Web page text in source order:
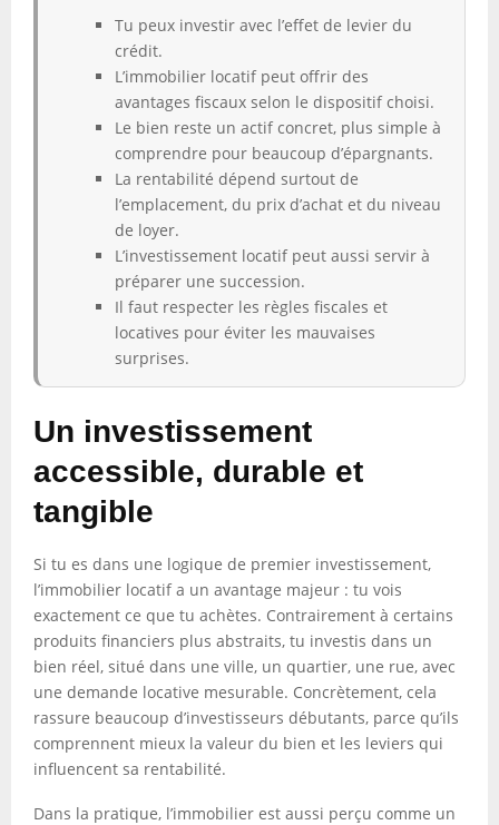
Tu peux investir avec l’effet de levier du
crédit.
L’immobilier locatif peut offrir des
avantages fiscaux selon le dispositif choisi.
Le bien reste un actif concret, plus simple à
comprendre pour beaucoup d’épargnants.
La rentabilité dépend surtout de
l’emplacement, du prix d’achat et du niveau
de loyer.
L’investissement locatif peut aussi servir à
préparer une succession.
Il faut respecter les règles fiscales et
locatives pour éviter les mauvaises
surprises.
Un investissement
accessible, durable et
tangible
Si tu es dans une logique de premier investissement,
l’immobilier locatif a un avantage majeur : tu vois
exactement ce que tu achètes. Contrairement à certains
produits financiers plus abstraits, tu investis dans un
bien réel, situé dans une ville, un quartier, une rue, avec
une demande locative mesurable. Concrètement, cela
rassure beaucoup d’investisseurs débutants, parce qu’ils
comprennent mieux la valeur du bien et les leviers qui
influencent sa rentabilité.
Dans la pratique, l’immobilier est aussi perçu comme un